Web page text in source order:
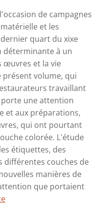
de campagnes
et les
quart du xixe
déterminante à un
œuvres et la vie
volume, qui
travaillant
porte une attention
et aux préparations,
qui ont pourtant
colorée. L'étude
étiquettes, des
différentes couches de
manières de
que portaient